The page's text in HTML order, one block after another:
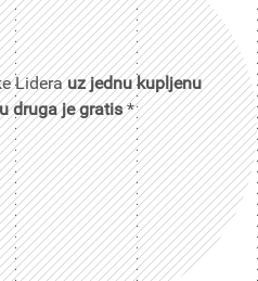
Liderauz jednu kupljenu
druga je gratis*